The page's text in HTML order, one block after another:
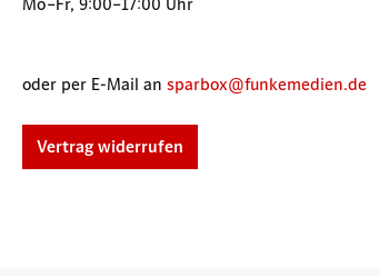
oder per E-Mail an sparbox@funkemedien.de
Vertrag widerrufen